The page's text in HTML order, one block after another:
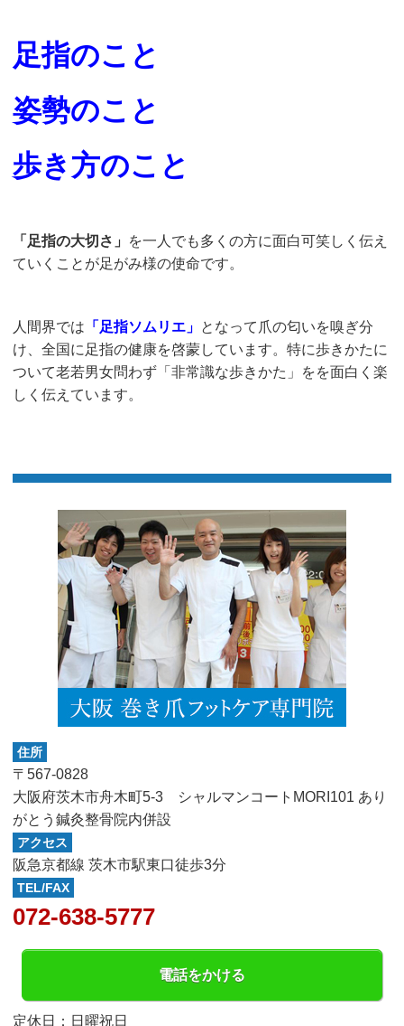
足指のこと
姿勢のこと
歩き方のこと
「足指の大切さ」
を一人でも多くの方に面白可笑しく伝え
ていくことが足がみ様の使命です。
人間界では 「足指ソムリエ」 となって爪の匂いを嗅ぎ分
け、全国に足指の健康を啓蒙しています。特に歩きかたに
ついて老若男女問わず「非常識な歩きかた」をを面白く楽
しく伝えています。
住所
〒567-0828
大阪府茨木市舟木町5-3 シャルマンコートMORI101 あり
がとう鍼灸整骨院内併設
アクセス
阪急京都線 茨木市駅東口徒歩3分
TEL/FAX
072-638-5777
電話をかける
定休日：日曜祝日